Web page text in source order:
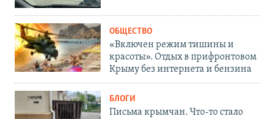
ОБЩЕСТВО
«Включен режим тишины и
красоты». Отдых в прифронтовом
Крыму без интернета и бензина
БЛОГИ
Письма крымчан. Что-то стало